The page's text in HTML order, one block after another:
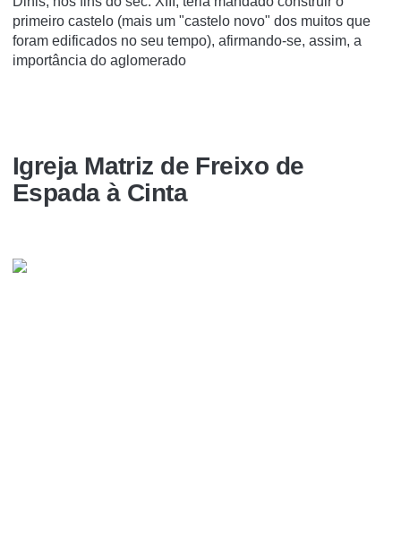
primeiro castelo (mais um "castelo novo" dos muitos que
foram edificados no seu tempo), afirmando-se, assim, a
importância do aglomerado
Igreja Matriz de Freixo de
Espada à Cinta